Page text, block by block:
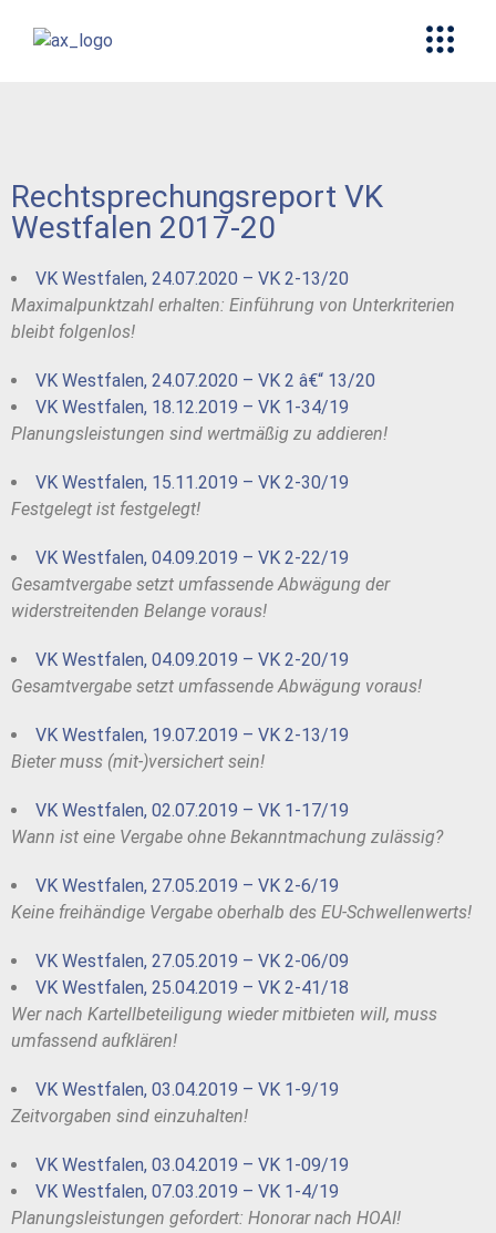
Rechtsprechungsreport VK
Westfalen 2017-20
VK Westfalen, 24.07.2020 – VK 2-13/20
Maximalpunktzahl erhalten: Einführung von Unterkriterien
bleibt folgenlos!
VK Westfalen, 24.07.2020 – VK 2 â€“ 13/20
VK Westfalen, 18.12.2019 – VK 1-34/19
Planungsleistungen sind wertmäßig zu addieren!
VK Westfalen, 15.11.2019 – VK 2-30/19
Festgelegt ist festgelegt!
VK Westfalen, 04.09.2019 – VK 2-22/19
Gesamtvergabe setzt umfassende Abwägung der
widerstreitenden Belange voraus!
VK Westfalen, 04.09.2019 – VK 2-20/19
Gesamtvergabe setzt umfassende Abwägung voraus!
VK Westfalen, 19.07.2019 – VK 2-13/19
Bieter muss (mit-)versichert sein!
VK Westfalen, 02.07.2019 – VK 1-17/19
Wann ist eine Vergabe ohne Bekanntmachung zulässig?
VK Westfalen, 27.05.2019 – VK 2-6/19
Keine freihändige Vergabe oberhalb des EU-Schwellenwerts!
VK Westfalen, 27.05.2019 – VK 2-06/09
VK Westfalen, 25.04.2019 – VK 2-41/18
Wer nach Kartellbeteiligung wieder mitbieten will, muss
umfassend aufklären!
VK Westfalen, 03.04.2019 – VK 1-9/19
Zeitvorgaben sind einzuhalten!
VK Westfalen, 03.04.2019 – VK 1-09/19
VK Westfalen, 07.03.2019 – VK 1-4/19
Planungsleistungen gefordert: Honorar nach HOAI!